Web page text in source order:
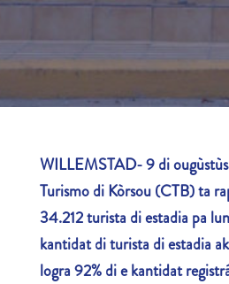
WILLEMSTAD- 9 di
Turismo di Kòrsou (CTB) ta
34.212 turista di estadia pa
kantidat di turista di estadia
logra 92% di e kantidat